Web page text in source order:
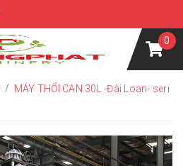
0
/ MÁY THỔI CAN 30L -Đài Loan- seri